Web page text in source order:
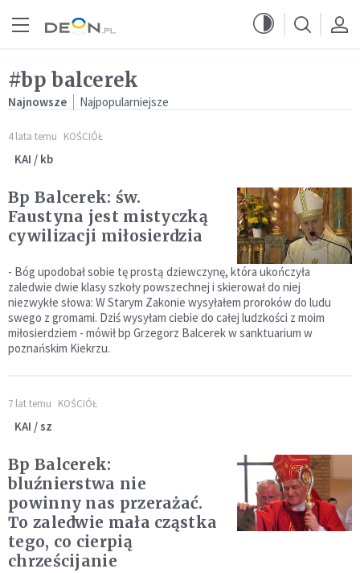
#bp balcerek
Najnowsze Najpopularniejsze
4 lata temu KOŚCIÓŁ
KAI / kb
Bp Balcerek: św.
Faustyna jest mistyczką
cywilizacji miłosierdzia
- Bóg upodobał sobie tę prostą dziewczynę, która ukończyła
zaledwie dwie klasy szkoły powszechnej i skierował do niej
niezwykłe słowa: W Starym Zakonie wysyłałem proroków do ludu
swego z gromami. Dziś wysyłam ciebie do całej ludzkości z moim
miłosierdziem - mówił bp Grzegorz Balcerek w sanktuarium w
poznańskim Kiekrzu.
7 lat temu KOŚCIÓŁ
KAI / sz
Bp Balcerek:
bluźnierstwa nie
powinny nas przerażać.
To zaledwie mała cząstka
tego, co cierpią
chrześcijanie